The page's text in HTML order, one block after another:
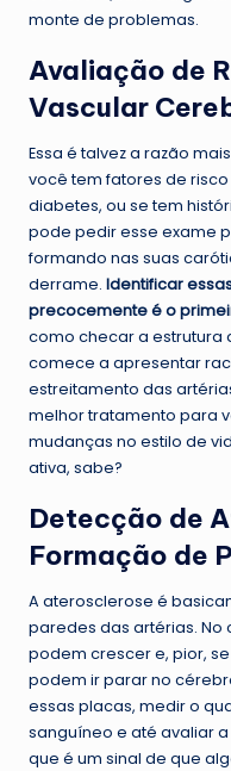
monte de problemas.
Avaliação de
Vascular
Essa é talvez a razão
você tem fatores de
diabetes, ou se tem
pode pedir esse exame
formando nas suas
derrame. Identificar
precocemente é o
como checar a estrutura
comece a apresentar
estreitamento das
melhor tratamento para
mudanças no estilo de
ativa, sabe?
Detecção de
Formação de
A aterosclerose é
paredes das artérias. No
podem crescer e, pior,
podem ir parar no
essas placas, medir o
sanguíneo e até avaliar
que é um sinal de que